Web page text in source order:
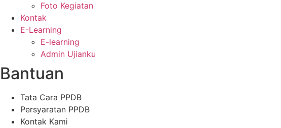
Foto Kegiatan
Kontak
E-Learning
E-learning
Admin Ujianku
Bantuan
Tata Cara PPDB
Persyaratan PPDB
Kontak Kami